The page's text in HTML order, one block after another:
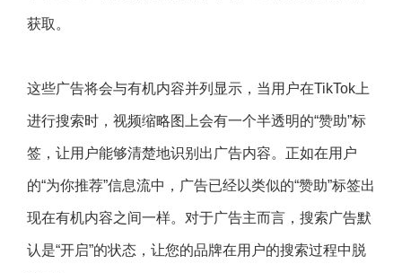
获取。
这些广告将会与有机内容并列显示，当用户在TikTok上
进行搜索时，视频缩略图上会有一个半透明的“赞助”标
签，让用户能够清楚地识别出广告内容。正如在用户
的“为你推荐”信息流中，广告已经以类似的“赞助”标签出
现在有机内容之间一样。对于广告主而言，搜索广告默
认是“开启”的状态，让您的品牌在用户的搜索过程中脱